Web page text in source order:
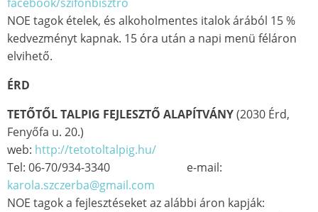
NOE tagok ételek, és alkoholmentes italok árából 15 %
kedvezményt kapnak. 15 óra után a napi menü féláron
elvihető.
ÉRD
TETŐTŐL TALPIG FEJLESZTŐ ALAPÍTVÁNY(2030 Érd,
Fenyőfa u. 20.)
web: http://tetotoltalpig.hu/
Tel: 06-70/934-3340 e-mail:
karola.szczerba@gmail.com
NOE tagok a fejlesztéseket az alábbi áron kapják: